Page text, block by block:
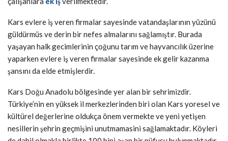
Kars evlere iş veren firmalar sayesinde vatandaşlarının yüzünü
güldürmüs ve derin bir nefes almalarını sağlamıştır. Burada
yaşayan halk gecimlerinin çoğunu tarım ve hayvancılık üzerine
yaparken evlere iş veren firmalar sayesinde ek gelir kazanma
şansını da elde etmişlerdir.
Kars Doğu Anadolu bölgesinde yer alan bir sehrimizdir.
Türkiye’nin en yüksek il merkezlerinden biri olan Kars yoresel ve
kültürel değerlerine oldukça önem vermekte ve yeni yetişen
nesillerin şehrin geçmişini unutmamasini sağlamaktadır. Köyleri